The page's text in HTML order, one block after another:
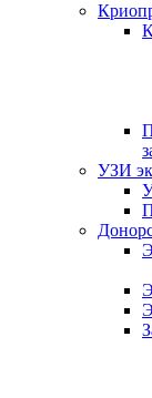
УЗИ